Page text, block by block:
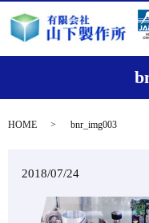
HOME bnr_img003
2018/07/24